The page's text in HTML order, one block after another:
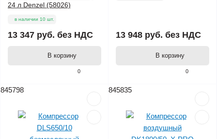
0
24 л Denzel (58026)
в наличии 10 шт.
13 347 руб. без НДС
В корзину
0
13 948 руб. без НДС
В корзину
845798 845835